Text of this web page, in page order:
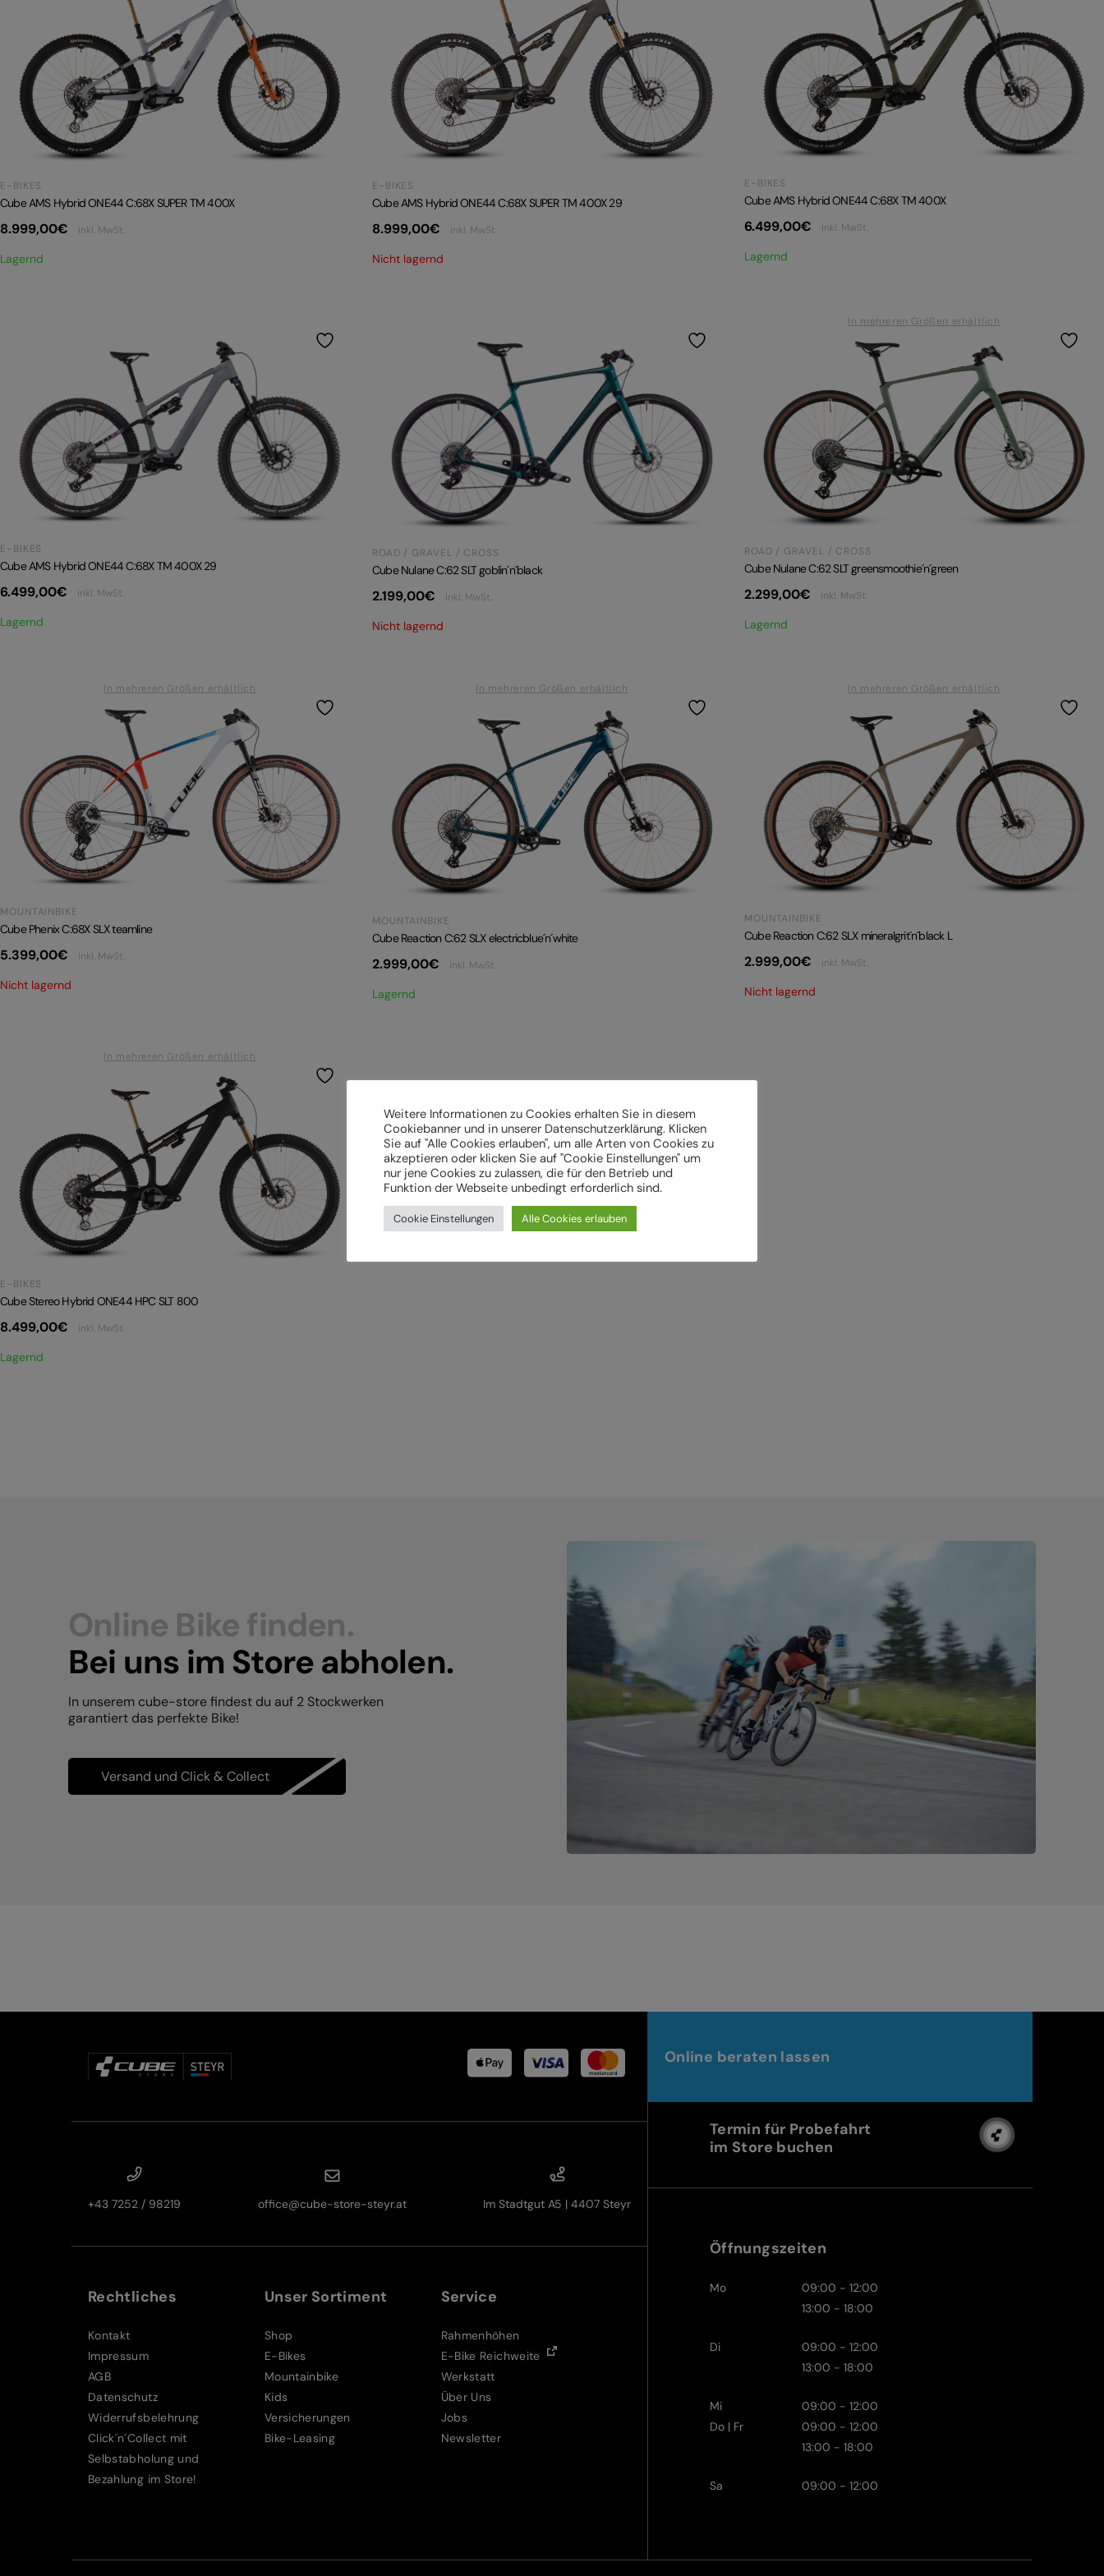
E-BIKES
Cube AMS Hybrid ONE44 C:68X SUPER TM 400X
8.999,00€ inkl. MwSt.
Lagernd
E-BIKES
Cube AMS Hybrid ONE44 C:68X SUPER TM 400X 29
8.999,00€ inkl. MwSt.
Nicht lagernd
E-BIKES
Cube AMS Hybrid ONE44 C:68X TM 400X
6.499,00€ inkl. MwSt.
Lagernd
E-BIKES
Cube AMS Hybrid ONE44 C:68X TM 400X 29
6.499,00€ inkl. MwSt.
Lagernd
ROAD / GRAVEL / CROSS
Cube Nulane C:62 SLT goblin´n´black
2.199,00€ inkl. MwSt.
Nicht lagernd
In mehreren Größen erhältlich
ROAD / GRAVEL / CROSS
Cube Nulane C:62 SLT greensmoothie´n´green
2.299,00€ inkl. MwSt.
Lagernd
In mehreren Größen erhältlich
MOUNTAINBIKE
Cube Phenix C:68X SLX teamline
5.399,00€ inkl. MwSt.
Nicht lagernd
In mehreren Größen erhältlich
MOUNTAINBIKE
Cube Reaction C:62 SLX electricblue´n´white
2.999,00€ inkl. MwSt.
Lagernd
In mehreren Größen erhältlich
MOUNTAINBIKE
Cube Reaction C:62 SLX mineralgrit´n´black L
2.999,00€ inkl. MwSt.
Nicht lagernd
In mehreren Größen erhältlich
E-BIKES
Cube Stereo Hybrid ONE44 HPC SLT 800
8.499,00€ inkl. MwSt.
Lagernd
Online Bike finden.
Bei uns im Store abholen.
In unserem cube-store findest du auf 2 Stockwerken
garantiert das perfekte Bike!
Versand und Click & Collect
+43 7252 / 98219 office@cube-store-steyr.at Im Stadtgut A5 | 4407 Steyr
Rechtliches
Kontakt
Impressum
AGB
Datenschutz
Widerrufsbelehrung
Click´n´Collect mit
Selbstabholung und
Bezahlung im Store!
Unser Sortiment
Shop
E-Bikes
Mountainbike
Kids
Versicherungen
Bike-Leasing
Service
Rahmenhöhen
E-Bike Reichweite
Werkstatt
Über Uns
Jobs
Newsletter
Online beraten lassen
Termin für Probefahrt
im Store buchen
Öffnungszeiten
Mo
09:00 - 12:00
13:00 - 18:00
Di
09:00 - 12:00
13:00 - 18:00
Mi
09:00 - 12:00
Do | Fr
09:00 - 12:00
13:00 - 18:00
Sa 09:00 - 12:00
Weitere Informationen zu Cookies erhalten Sie in diesem
Cookiebanner und in unserer Datenschutzerklärung. Klicken
Sie auf "Alle Cookies erlauben", um alle Arten von Cookies zu
akzeptieren oder klicken Sie auf "Cookie Einstellungen" um
nur jene Cookies zu zulassen, die für den Betrieb und
Funktion der Webseite unbedingt erforderlich sind.
Cookie Einstellungen Alle Cookies erlauben